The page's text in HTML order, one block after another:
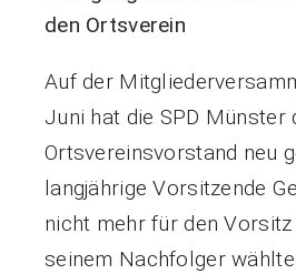
den Ortsverein
Auf der
Juni hat die SPD Münster
Ortsvereinsvorstand neu
langjährige Vorsitzende
nicht mehr für den
seinem Nachfolger